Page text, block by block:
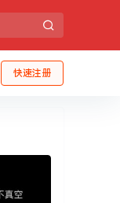
快速注册